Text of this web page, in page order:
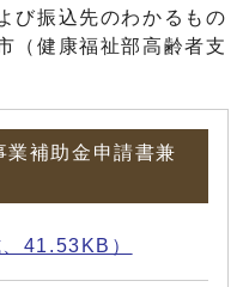
び振込先のわかるもの
（健康福祉部高齢者支
業補助金申請書兼
41.53KB）